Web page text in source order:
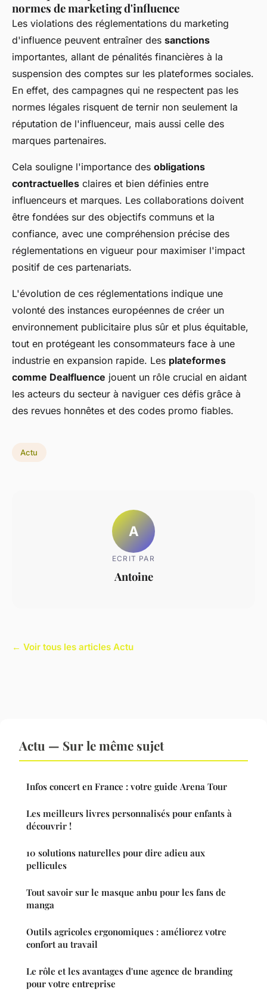
normes de marketing d'influence
Les violations des réglementations du marketing
d'influence peuvent entraîner des sanctions
importantes, allant de pénalités financières à la
suspension des comptes sur les plateformes sociales.
En effet, des campagnes qui ne respectent pas les
normes légales risquent de ternir non seulement la
réputation de l'influenceur, mais aussi celle des
marques partenaires.
Cela souligne l'importance des obligations
contractuelles claires et bien définies entre
influenceurs et marques. Les collaborations doivent
être fondées sur des objectifs communs et la
confiance, avec une compréhension précise des
réglementations en vigueur pour maximiser l'impact
positif de ces partenariats.
L'évolution de ces réglementations indique une
volonté des instances européennes de créer un
environnement publicitaire plus sûr et plus équitable,
tout en protégeant les consommateurs face à une
industrie en expansion rapide. Les plateformes
comme Dealfluence jouent un rôle crucial en aidant
les acteurs du secteur à naviguer ces défis grâce à
des revues honnêtes et des codes promo fiables.
Actu
A
ECRIT PAR
Antoine
← Voir tous les articles Actu
Actu — Sur le même sujet
Infos concert en France : votre guide Arena Tour
Les meilleurs livres personnalisés pour enfants à
découvrir !
10 solutions naturelles pour dire adieu aux
pellicules
Tout savoir sur le masque anbu pour les fans de
manga
Outils agricoles ergonomiques : améliorez votre
confort au travail
Le rôle et les avantages d'une agence de branding
pour votre entreprise